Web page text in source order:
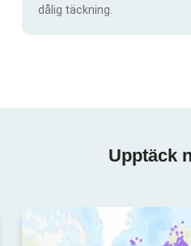
dålig täckning.
Upptäck